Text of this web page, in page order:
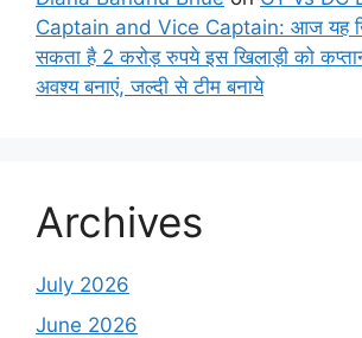
Captain and Vice Captain: आज यह
सकता है 2 करोड़ रुपये इस खिलाड़ी को
अवश्य बनाएं, जल्दी से टीम बनाये
Archives
July 2026
June 2026